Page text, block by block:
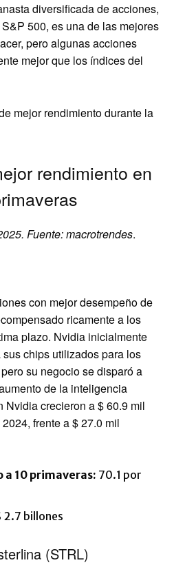
diversificada de acciones,
500, es una de las mejores
pero algunas acciones
mejor que los índices del
mejor rendimiento durante la
rendimiento en
Fuente:macrotrendes.
con mejor desempeño de
ricamente a los
plazo. Nvidia inicialmente
chips utilizados para los
su negocio se disparó a
de la inteligencia
Nvidia crecieron a $ 60.9 mil
frente a $ 27.0 mil
a 10 primaveras: 70.1 por
2.7 billones
(STRL)